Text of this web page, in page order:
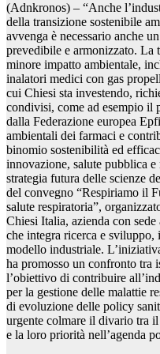
(Adnkronos) – “Anche
della transizione sostenibile
avvenga è necessario anche
prevedibile e armonizzato. La
minore impatto ambientale,
inalatori medici con gas
cui Chiesi sta investendo,
condivisi, come ad esempio il
dalla Federazione europea
ambientali dei farmaci e
binomio sostenibilità ed
innovazione, salute pubblica
strategia futura delle scienze
del convegno “Respiriamo il
salute respiratoria”,
Chiesi Italia, azienda con
che integra ricerca e
modello industriale.
ha promosso un confronto tra
l’obiettivo di contribuire
per la gestione delle malattie
di evoluzione delle policy
urgente colmare il divario tra
e la loro priorità nell’agenda